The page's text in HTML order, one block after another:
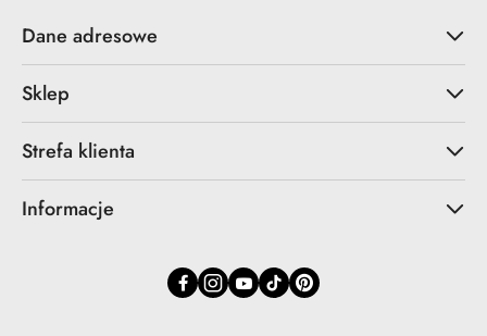
Dane adresowe
Sklep
Strefa klienta
Informacje